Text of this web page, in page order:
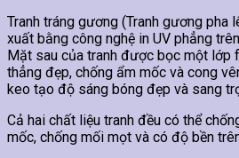
Tranh tráng gương (Tranh gương pha
xuất bằng công nghệ in UV phẳng
Mặt sau của tranh được bọc một lớp
thẳng đẹp, chống ẩm mốc và cong
keo tạo độ sáng bóng đẹp và sang
Cả hai chất liệu tranh đều có thể
mốc, chống mối mọt và có độ bền